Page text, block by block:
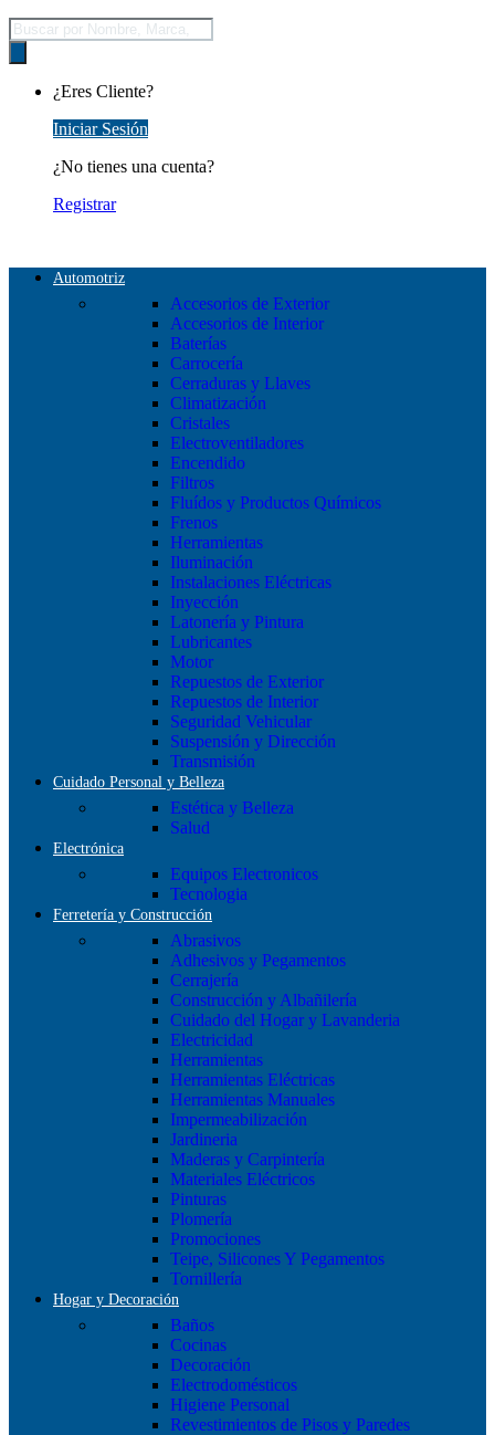
Búsqueda
de
productos
¿Eres Cliente?
Iniciar Sesión
¿No tienes una cuenta?
Registrar
Automotriz
Accesorios de Exterior
Accesorios de Interior
Baterías
Carrocería
Cerraduras y Llaves
Climatización
Cristales
Electroventiladores
Encendido
Filtros
Fluídos y Productos Químicos
Frenos
Herramientas
Iluminación
Instalaciones Eléctricas
Inyección
Latonería y Pintura
Lubricantes
Motor
Repuestos de Exterior
Repuestos de Interior
Seguridad Vehicular
Suspensión y Dirección
Transmisión
Cuidado Personal y Belleza
Estética y Belleza
Salud
Electrónica
Equipos Electronicos
Tecnologia
Ferretería y Construcción
Abrasivos
Adhesivos y Pegamentos
Cerrajería
Construcción y Albañilería
Cuidado del Hogar y Lavanderia
Electricidad
Herramientas
Herramientas Eléctricas
Herramientas Manuales
Impermeabilización
Jardineria
Maderas y Carpintería
Materiales Eléctricos
Pinturas
Plomería
Promociones
Teipe, Silicones Y Pegamentos
Tornillería
Hogar y Decoración
Baños
Cocinas
Decoración
Electrodomésticos
Higiene Personal
Revestimientos de Pisos y Paredes